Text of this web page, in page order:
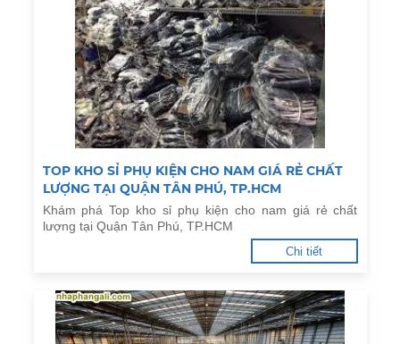
TOP KHO SỈ PHỤ KIỆN CHO NAM GIÁ RẺ CHẤT
LƯỢNG TẠI QUẬN TÂN PHÚ, TP.HCM
Khám phá Top kho sỉ phụ kiện cho nam giá rẻ chất
lượng tại Quận Tân Phú, TP.HCM
Chi tiết